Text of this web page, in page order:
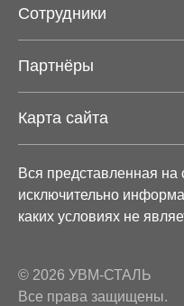
Сотрудники
Партнёры
Карта сайта
Вся представленная
исключительно
каких условиях не
© 2026 УВМ-СТАЛЬ
Все права защищены.